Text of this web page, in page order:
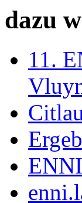
dazu
11.